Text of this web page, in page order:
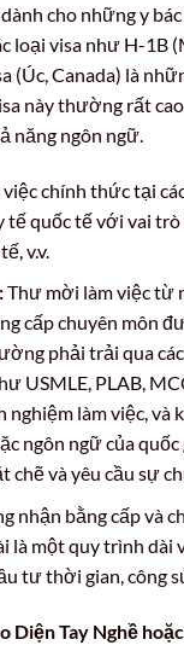
cho những y
loại visa như H-1B
(Úc, Canada) là
này thường rất
năng ngôn ngữ.
chính thức tại
tế quốc tế với vai trò
v.v.
Thư mời làm việc từ
cấp chuyên môn
phải trải qua
USMLE, PLAB,
nghiệm làm việc, và
ngôn ngữ của quốc
chẽ và yêu cầu sự
nhận bằng cấp và
là một quy trình dài
tư thời gian, công
Diện Tay Nghề